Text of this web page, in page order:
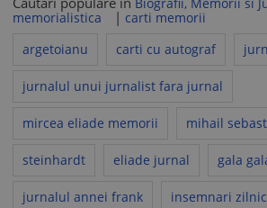
memorialistica
| carti memorii
argetoianu
carti cu autograf
jurnalul unui jurnalist fara jurnal
mircea eliade memorii mihail
steinhardt eliade jurnal gala
jurnalul annei frank insemnari